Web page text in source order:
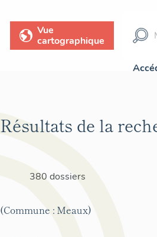
Vue
cartographique
Résultats de la
380 dossiers
(Commune : Meaux)